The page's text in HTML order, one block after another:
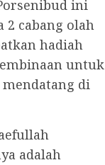
ini
2 cabang olah
hadiah
untuk
di
adalah